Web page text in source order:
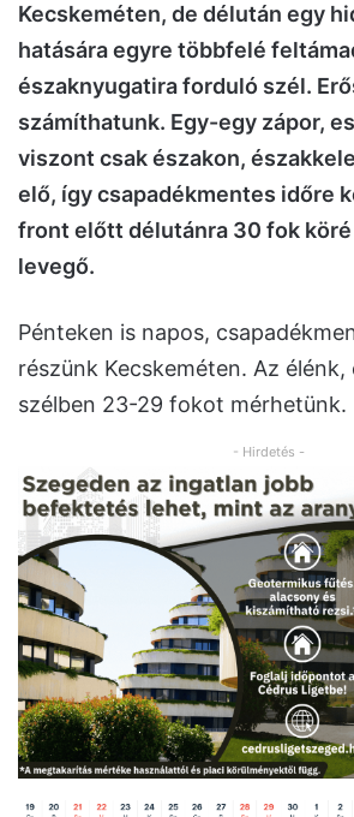
Kecskeméten, de délután egy
hatására egyre többfelé
északnyugatira forduló szél.
számíthatunk. Egy-egy zápor,
viszont csak északon,
elő, így csapadékmentes időre
front előtt délutánra 30 fok
levegő.
Pénteken is napos,
részünk Kecskeméten. Az élénk,
szélben 23-29 fokot mérhetünk.
- Hirdetés -